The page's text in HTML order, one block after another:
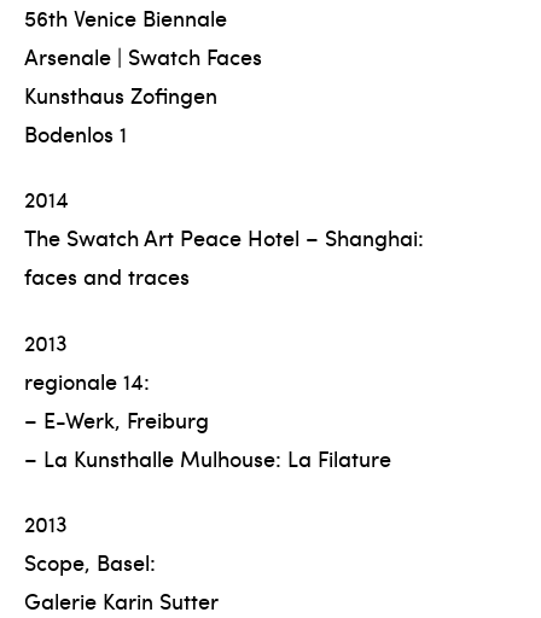
56th Venice Biennale
Arsenale | Swatch Faces
Kunsthaus Zofingen
Bodenlos 1
2014
The Swatch Art Peace Hotel – Shanghai:
faces and traces
2013
regionale 14:
– E-Werk, Freiburg
– La Kunsthalle Mulhouse: La Filature
2013
Scope, Basel:
Galerie Karin Sutter